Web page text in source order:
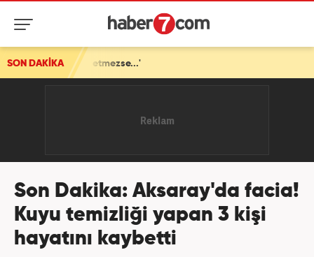
SON DAKİKA
Son Dakika: Aksaray'da facia!
Kuyu temizliği yapan 3 kişi
hayatını kaybetti